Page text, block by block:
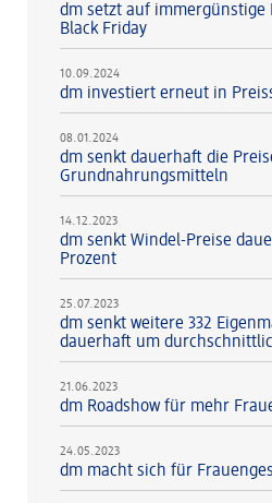
dm setzt auf immergünstige
Black Friday
10.09.2024
dm investiert erneut in
08.01.2024
dm senkt dauerhaft die
Grundnahrungsmitteln
14.12.2023
dm senkt Windel-Preise
Prozent
25.07.2023
dm senkt weitere 332
dauerhaft um
21.06.2023
dm Roadshow für mehr
24.05.2023
dm macht sich für